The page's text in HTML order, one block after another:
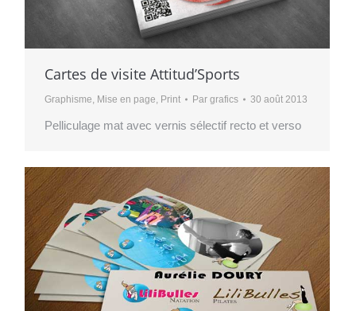
Cartes de visite Attitud’Sports
Graphisme Mise en page Print Pargrafics 30 août 2013
Pelliculage mat avec vernis sélectif recto et verso